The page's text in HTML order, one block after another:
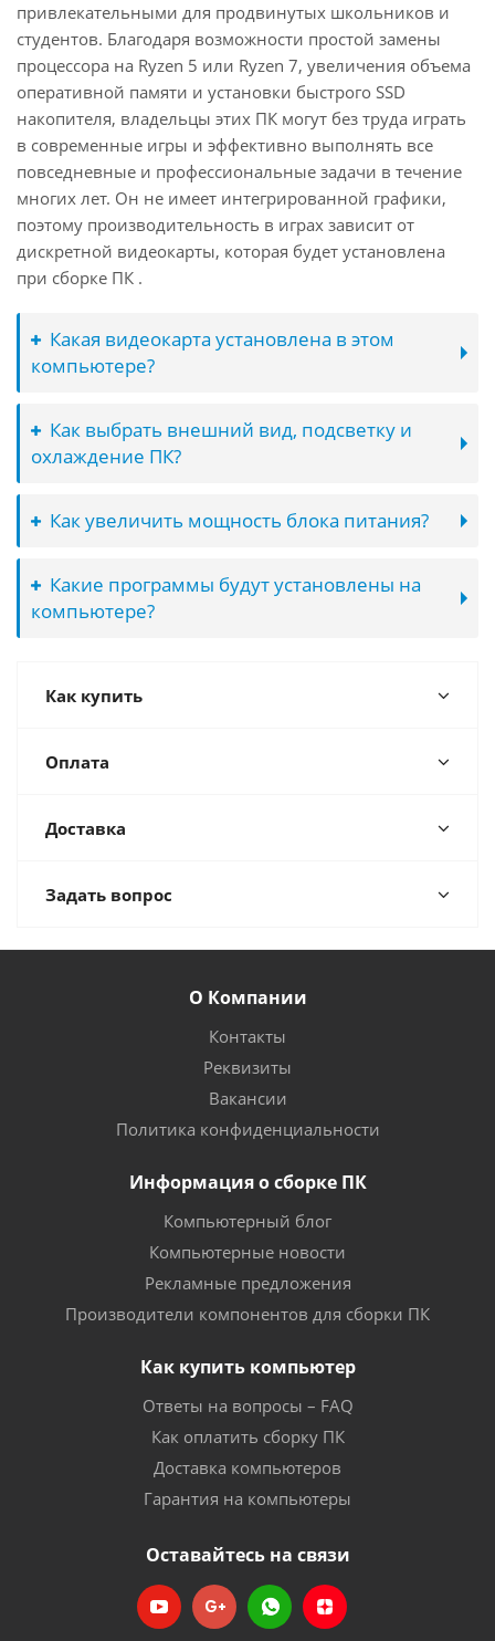
привлекательными для продвинутых школьников и
студентов. Благодаря возможности простой замены
процессора на Ryzen 5 или Ryzen 7, увеличения объема
оперативной памяти и установки быстрого SSD
накопителя, владельцы этих ПК могут без труда играть
в современные игры и эффективно выполнять все
повседневные и профессиональные задачи в течение
многих лет. Он не имеет интегрированной графики,
поэтому производительность в играх зависит от
дискретной видеокарты, которая будет установлена
при сборке ПК .
Какая видеокарта установлена в этом
компьютере?
Как выбрать внешний вид, подсветку и
охлаждение ПК?
Как увеличить мощность блока питания?
Какие программы будут установлены на
компьютере?
Как купить
Оплата
Доставка
Задать вопрос
О Компании
Контакты
Реквизиты
Вакансии
Политика конфиденциальности
Информация о сборке ПК
Компьютерный блог
Компьютерные новости
Рекламные предложения
Производители компонентов для сборки ПК
Как купить компьютер
Ответы на вопросы – FAQ
Как оплатить сборку ПК
Доставка компьютеров
Гарантия на компьютеры
Оставайтесь на связи